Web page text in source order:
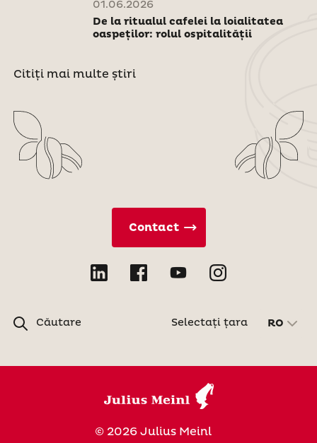
01.06.2026
De la ritualul cafelei la loialitatea
oaspeților: rolul ospitalității
Citiți mai multe știri
Căutare
Contact
Selectați țara RO
© 2026 Julius Meinl